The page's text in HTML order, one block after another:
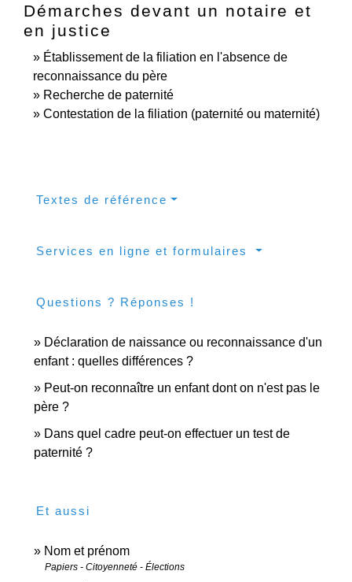
Démarches devant un notaire et
en justice
Établissement de la filiation en l'absence de
reconnaissance du père
Recherche de paternité
Contestation de la filiation (paternité ou maternité)
Textes de référence
Services en ligne et formulaires
Questions ? Réponses !
Déclaration de naissance ou reconnaissance d'un
enfant : quelles différences ?
Peut-on reconnaître un enfant dont on n'est pas le
père ?
Dans quel cadre peut-on effectuer un test de
paternité ?
Et aussi
Nom et prénom
Papiers - Citoyenneté - Élections